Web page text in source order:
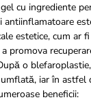
cu ingrediente
antiinflamatoare
estetice, cum ar
promova
o
iar în astfel
beneficii: